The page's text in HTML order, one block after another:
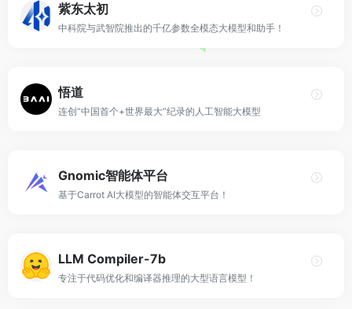
紫东太初
中科院与武智院推出的千亿参数全模态大模型和助手！
悟道
连创“中国首个+世界最大”纪录的人工智能大模型
Gnomic智能体平台
基于Carrot AI大模型的智能体交互平台！
LLM Compiler-7b
专注于代码优化和编译器推理的大型语言模型！